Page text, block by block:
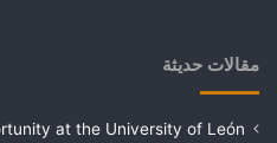
مقالات حديثة
at the University of León